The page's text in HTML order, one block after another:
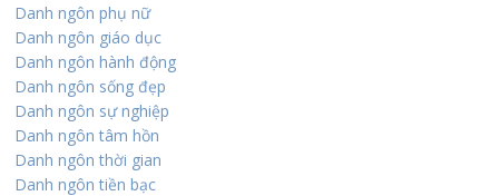
Danh ngôn phụ nữ
Danh ngôn giáo dục
Danh ngôn hành động
Danh ngôn sống đẹp
Danh ngôn sự nghiệp
Danh ngôn tâm hồn
Danh ngôn thời gian
Danh ngôn tiền bạc